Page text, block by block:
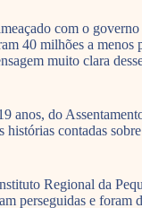
com o
40 milhões a
muito clara
anos, do
contadas
Regional da
perseguidas e foram